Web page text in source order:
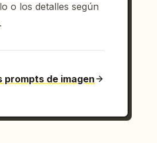
o los detalles según
prompts de imagen